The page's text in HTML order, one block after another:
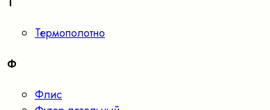
Термополотно
Ф
Флис